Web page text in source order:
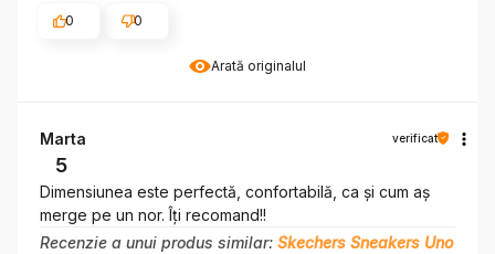
Arată originalul
0
0
Marta verificat
5
Dimensiunea este perfectă, confortabilă, ca și cum aș
merge pe un nor. Îți recomand!!
Recenzie a unui produs similar: Skechers Sneakers Uno